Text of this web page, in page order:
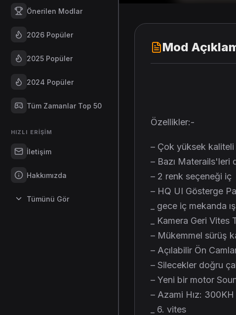
Önerilen Modlar
2026 Popüler
2025 Popüler
2024 Popüler
Tüm Zamanlar Top 50
HIZLI ERIŞIM
İletişim
Hakkımızda
Tümünü Gör
Mod
Özellikler:-
– Çok yüksek kaliteli
– Bazı Materails'leri
– 2 renk seçeneği iç
– HQ UI Gösterge
_ gece iç mekanda
_ Kamera Geri Vites
– Mükemmel sürüş
– Açılabilir Ön
– Silecekler doğru
– Yeni bir motor
– Azami Hız: 300KH
_ 6. vites